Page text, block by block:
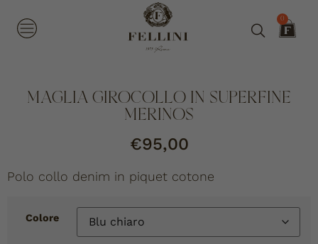
0
MAGLIA GIROCOLLO IN SUPERFINE
MERINOS
€95,00
Polo collo denim in piquet cotone
Colore